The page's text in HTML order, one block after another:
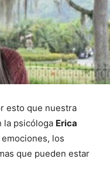
esto que nuestra
la psicóloga Erica
los
que pueden estar